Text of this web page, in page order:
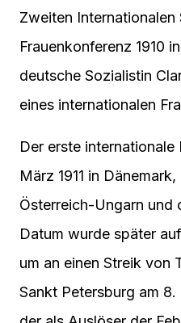
Zweiten Internationalen
Frauenkonferenz 1910
deutsche Sozialistin
eines internationalen
Der erste internationale
März 1911 in
Österreich-Ungarn und
Datum wurde später
um an einen Streik von
Sankt Petersburg am 8.